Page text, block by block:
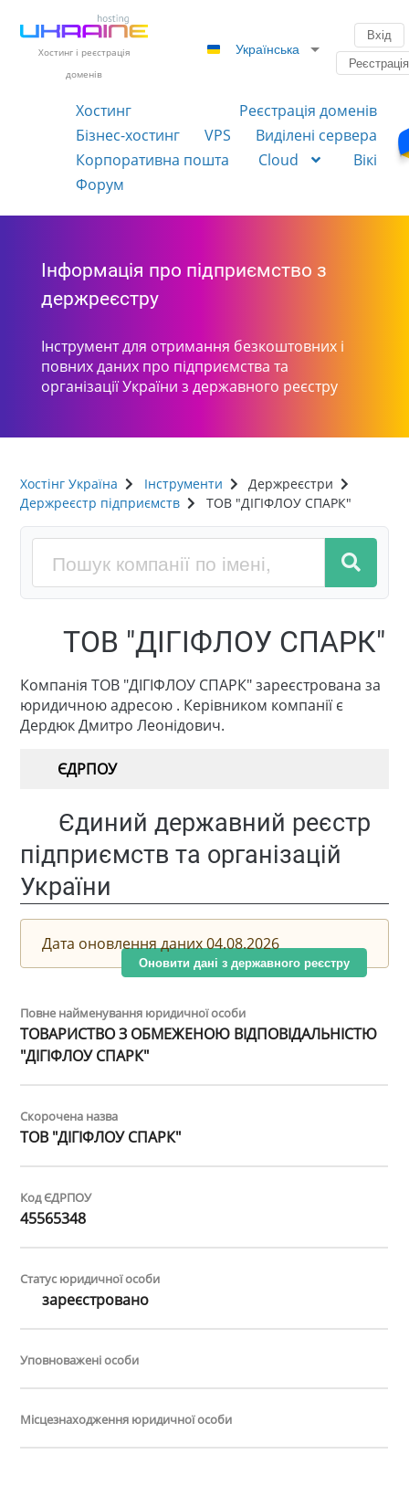
Хостинг і реєстрація
доменів
Українська
Вхід
Реєстрація
Хостинг
Реєстрація доменів
Бізнес-хостинг
VPS
Виділені сервера
Корпоративна пошта
Cloud
Вікі
Форум
Інформація про підприємство з
держреєстру
Інструмент для отримання безкоштовних і
повних даних про підприємства та
організації України з державного реєстру
Хостінг Україна Інструменти
Держреєстри
Держреєстр підприємств
ТОВ "ДІГІФЛОУ СПАРК"
ТОВ "ДІГІФЛОУ СПАРК"
Компанія ТОВ "ДІГІФЛОУ СПАРК" зареєстрована за
юридичною адресою . Керівником компанії є
Дердюк Дмитро Леонідович.
ЄДРПОУ
Єдиний державний реєстр
підприємств та організацій
України
Дата оновлення даних 04.08.2026
Оновити дані з державного реєстру
Повне найменування юридичної особи
ТОВАРИСТВО З ОБМЕЖЕНОЮ ВІДПОВІДАЛЬНІСТЮ
"ДІГІФЛОУ СПАРК"
Скорочена назва
ТОВ "ДІГІФЛОУ СПАРК"
Код ЄДРПОУ
45565348
Статус юридичної особи
зареєстровано
Уповноважені особи
Місцезнаходження юридичної особи